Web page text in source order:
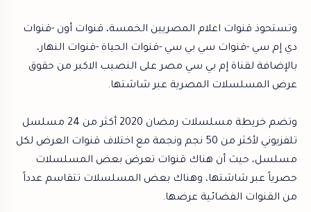
وتستحوذ قنوات اعلام المصريين الخمسة، قنوات أون -قنوات
دي إم سي -قنوات سي بي سي -قنوات الحياة -قنوات النهار،
بالإضافة لقناة إم بي سي مصر على النصيب الاكبر من حقوق
عرض المسلسلات المصرية عبر شاشتها.
وتضم خريطة مسلسلات رمضان 2020 أكثر من 24 مسلسل
تلفزيوني لأكثر من 50 نجم ونجمة مع اختلاف قنوات العرض لكل
مسلسل، حيث أن هناك قنوات تعرض بعض المسلسلات
حصرياً عبر شاشتها، وهناك بعض المسلسلات تتقاسم عدداً
من القنوات الفضائية عرضها.